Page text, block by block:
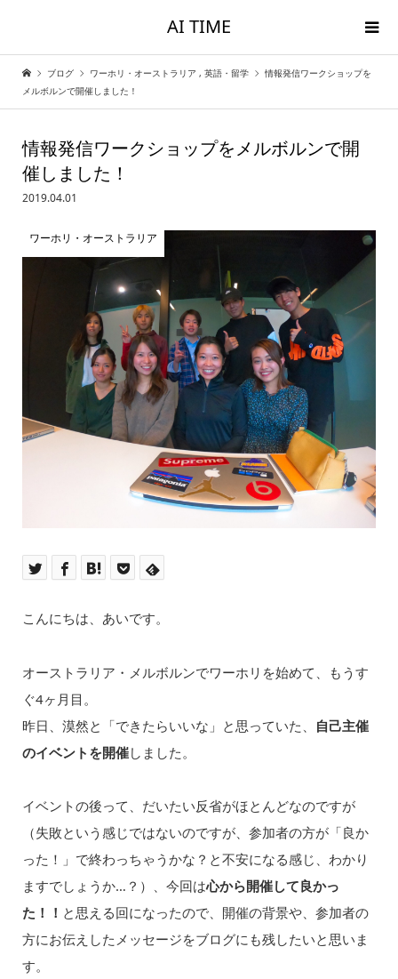
AI TIME
ブログ ワーホリ・オーストラリア , 英語・留学
情報発信ワークショップを
メルボルンで開催しました！
情報発信ワークショップをメルボルンで開
催しました！
2019.04.01
ワーホリ・オーストラリア
こんにちは、あいです。
オーストラリア・メルボルンでワーホリを始めて、もうす
ぐ4ヶ月目。
昨日、漠然と「できたらいいな」と思っていた、
自己主催
のイベントを開催しました。
イベントの後って、だいたい反省がほとんどなのですが
（失敗という感じではないのですが、参加者の方が「良か
った！」で終わっちゃうかな？と不安になる感じ、わかり
ますでしょうか…？）、今回は心から開催して良かっ
た！！ と思える回になったので、開催の背景や、参加者の
方にお伝えしたメッセージをブログにも残したいと思いま
す。